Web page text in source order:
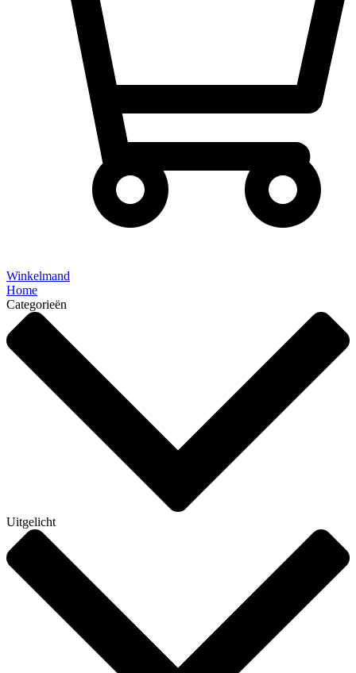
Winkelmand
Home
Categorieën
Uitgelicht